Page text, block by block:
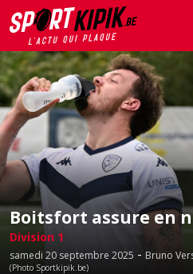
Boitsfort assure en
Division 1
samedi 20 septembre 2025 - Bruno
(Photo Sportkipik.be)